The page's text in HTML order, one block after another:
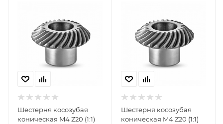
Шестерня косозубая
коническая M4 Z20 (1:1)
Шестерня косозубая
коническая M4 Z20 (1:1)